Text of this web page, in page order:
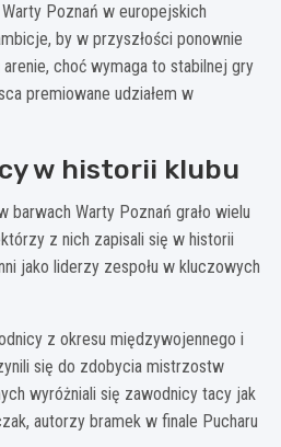
Poznań w europejskich
by w przyszłości ponownie
choć wymaga to stabilnej gry
premiowane udziałem w
w historii klubu
barwach Warty Poznań grało wielu
z nich zapisali się w historii
jako liderzy zespołu w kluczowych
z okresu międzywojennego i
się do zdobycia mistrzostw
wyróżniali się zawodnicy tacy jak
autorzy bramek w finale Pucharu